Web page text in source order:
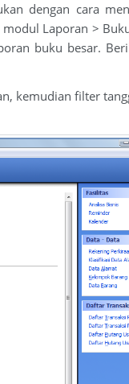
dengan cara
Laporan >
buku besar.
kemudian filter